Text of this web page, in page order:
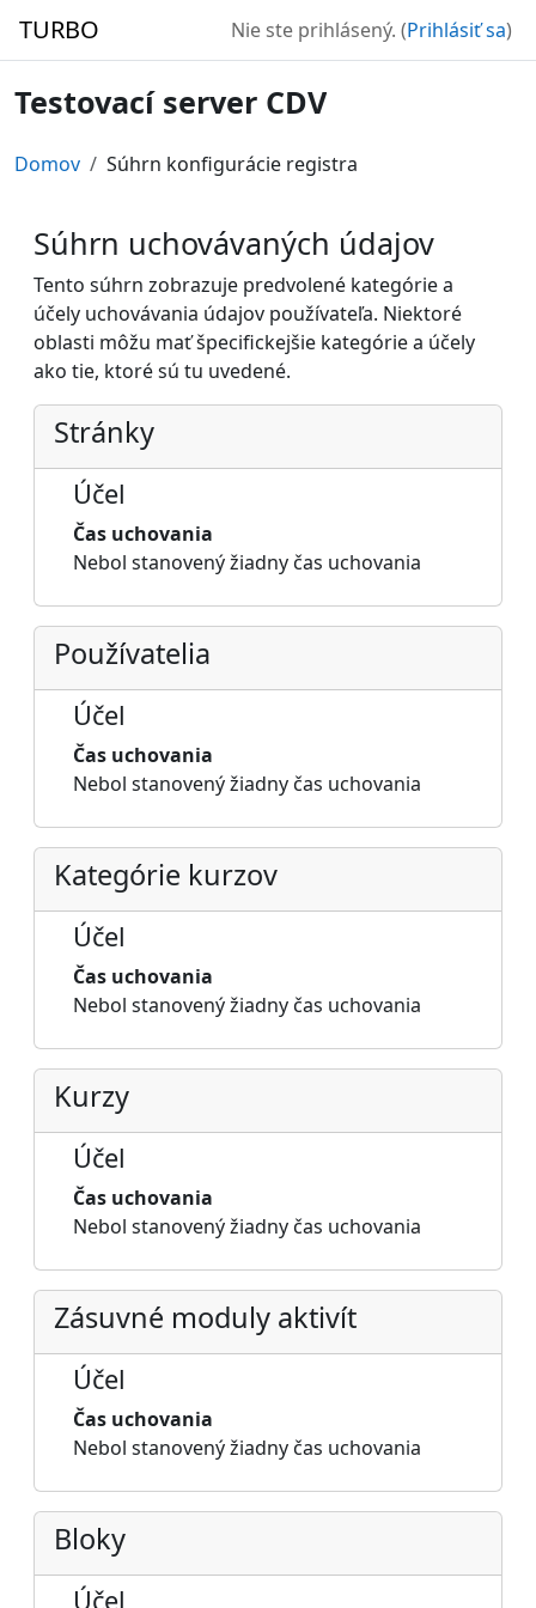
TURBO Nie ste prihlásený. (Prihlásiť sa)
Testovací server CDV
Domov Súhrn konfigurácie registra
Súhrn uchovávaných údajov
Tento súhrn zobrazuje predvolené kategórie a
účely uchovávania údajov používateľa. Niektoré
oblasti môžu mať špecifickejšie kategórie a účely
ako tie, ktoré sú tu uvedené.
Stránky
Účel
Čas uchovania
Nebol stanovený žiadny čas uchovania
Používatelia
Účel
Čas uchovania
Nebol stanovený žiadny čas uchovania
Kategórie kurzov
Účel
Čas uchovania
Nebol stanovený žiadny čas uchovania
Kurzy
Účel
Čas uchovania
Nebol stanovený žiadny čas uchovania
Zásuvné moduly aktivít
Účel
Čas uchovania
Nebol stanovený žiadny čas uchovania
Bloky
Účel